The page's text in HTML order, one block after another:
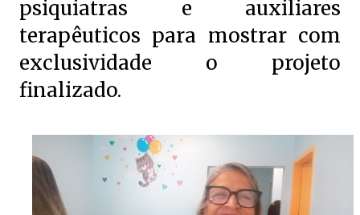
psiquiatras e auxiliares
terapêuticos para mostrar com
exclusividade o projeto
finalizado.